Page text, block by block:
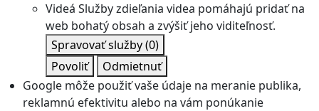
Videá Služby zdieľania videa pomáhajú pridať na
web bohatý obsah a zvýšiť jeho viditeľnosť.
Spravovať služby(0)
Povoliť
Odmietnuť
Google môže použiť vaše údaje na meranie publika,
reklamnú efektivitu alebo na vám ponúkanie